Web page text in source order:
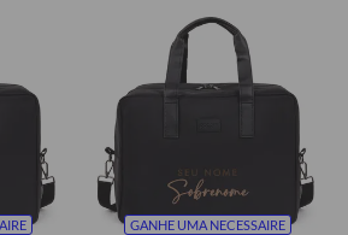
GANHE UMA NECESSAIRE